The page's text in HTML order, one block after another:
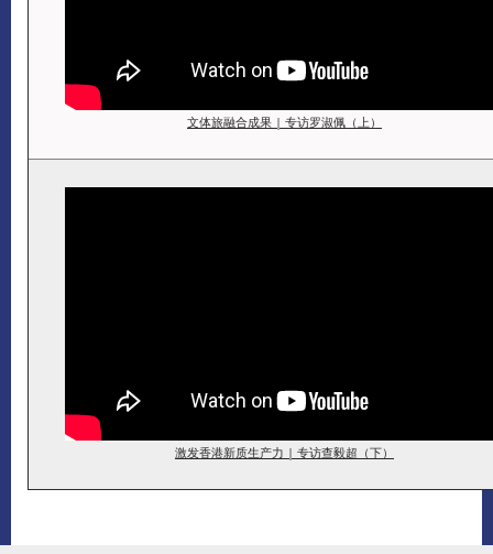
文体旅融合成果 | 专访罗淑佩（上）
激发香港新质生产力 | 专访查毅超（下）